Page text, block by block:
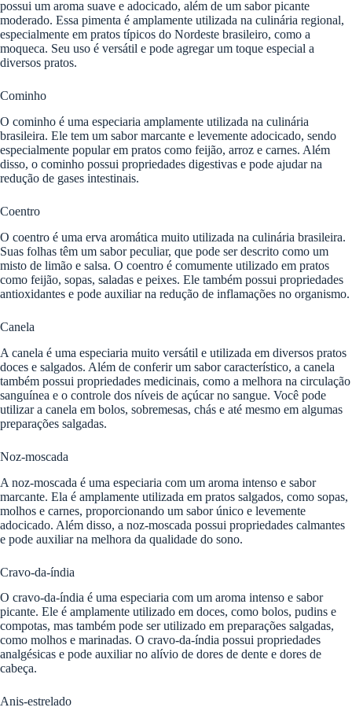
possui um aroma suave e adocicado, além de um sabor picante
moderado. Essa pimenta é amplamente utilizada na culinária regional,
especialmente em pratos típicos do Nordeste brasileiro, como a
moqueca. Seu uso é versátil e pode agregar um toque especial a
diversos pratos.
Cominho
O cominho é uma especiaria amplamente utilizada na culinária
brasileira. Ele tem um sabor marcante e levemente adocicado, sendo
especialmente popular em pratos como feijão, arroz e carnes. Além
disso, o cominho possui propriedades digestivas e pode ajudar na
redução de gases intestinais.
Coentro
O coentro é uma erva aromática muito utilizada na culinária brasileira.
Suas folhas têm um sabor peculiar, que pode ser descrito como um
misto de limão e salsa. O coentro é comumente utilizado em pratos
como feijão, sopas, saladas e peixes. Ele também possui propriedades
antioxidantes e pode auxiliar na redução de inflamações no organismo.
Canela
A canela é uma especiaria muito versátil e utilizada em diversos pratos
doces e salgados. Além de conferir um sabor característico, a canela
também possui propriedades medicinais, como a melhora na circulação
sanguínea e o controle dos níveis de açúcar no sangue. Você pode
utilizar a canela em bolos, sobremesas, chás e até mesmo em algumas
preparações salgadas.
Noz-moscada
A noz-moscada é uma especiaria com um aroma intenso e sabor
marcante. Ela é amplamente utilizada em pratos salgados, como sopas,
molhos e carnes, proporcionando um sabor único e levemente
adocicado. Além disso, a noz-moscada possui propriedades calmantes
e pode auxiliar na melhora da qualidade do sono.
Cravo-da-índia
O cravo-da-índia é uma especiaria com um aroma intenso e sabor
picante. Ele é amplamente utilizado em doces, como bolos, pudins e
compotas, mas também pode ser utilizado em preparações salgadas,
como molhos e marinadas. O cravo-da-índia possui propriedades
analgésicas e pode auxiliar no alívio de dores de dente e dores de
cabeça.
Anis-estrelado